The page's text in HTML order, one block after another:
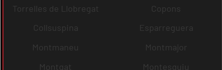
Torrelles de Llobregat
Copons
Collsuspina
Esparreguera
Montmaneu
Montmajor
Montgat
Montesquiu